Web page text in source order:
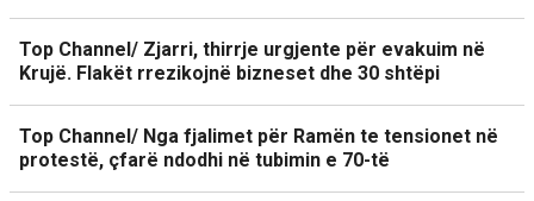
Top Channel/ Zjarri, thirrje urgjente për evakuim në
Krujë. Flakët rrezikojnë bizneset dhe 30 shtëpi
Top Channel/ Nga fjalimet për Ramën te tensionet në
protestë, çfarë ndodhi në tubimin e 70-të